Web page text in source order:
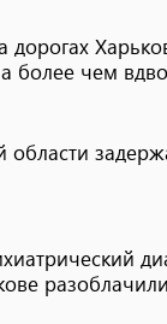
дорогах
более чем
области